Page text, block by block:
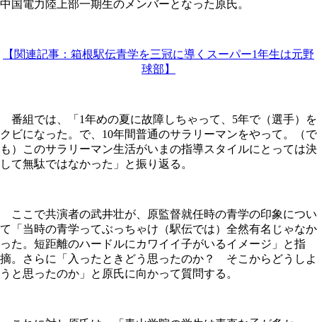
中国電力陸上部一期生のメンバーとなった原氏。
【関連記事：箱根駅伝青学を三冠に導くスーパー1年生は元野
球部】
番組では、「1年めの夏に故障しちゃって、5年で（選手）を
クビになった。で、10年間普通のサラリーマンをやって。（で
も）このサラリーマン生活がいまの指導スタイルにとっては決
して無駄ではなかった」と振り返る。
ここで共演者の武井壮が、原監督就任時の青学の印象につい
て「当時の青学ってぶっちゃけ（駅伝では）全然有名じゃなか
った。短距離のハードルにカワイイ子がいるイメージ」と指
摘。さらに「入ったときどう思ったのか？ そこからどうしよ
うと思ったのか」と原氏に向かって質問する。